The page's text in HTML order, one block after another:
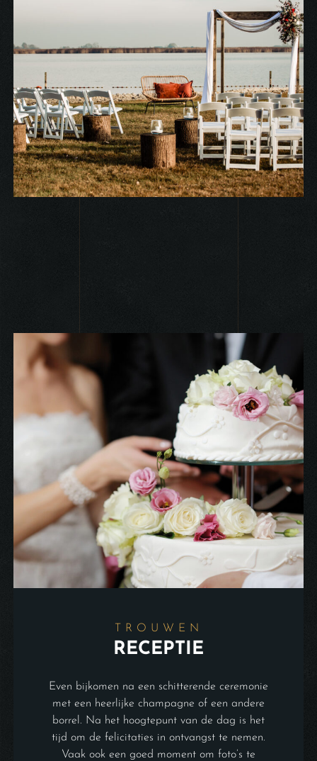
TROUWEN
RECEPTIE
Even bijkomen na een schitterende ceremonie
met een heerlijke champagne of een andere
borrel. Na het hoogtepunt van de dag is het
tijd om de felicitaties in ontvangst te nemen.
Vaak ook een goed moment om foto’s te